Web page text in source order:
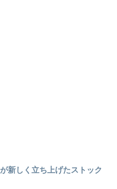
新しく立ち上げたストック